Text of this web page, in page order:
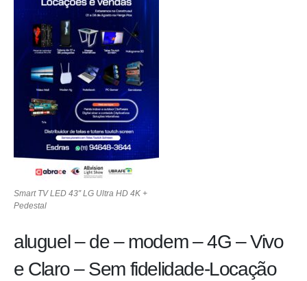
Smart TV LED 43″ LG Ultra HD 4K +
Pedestal
aluguel – de – modem – 4G – Vivo
e Claro – Sem fidelidade-Locação